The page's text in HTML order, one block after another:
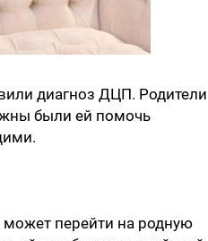
диагноз ДЦП. Родители
были ей помочь
может перейти на родную